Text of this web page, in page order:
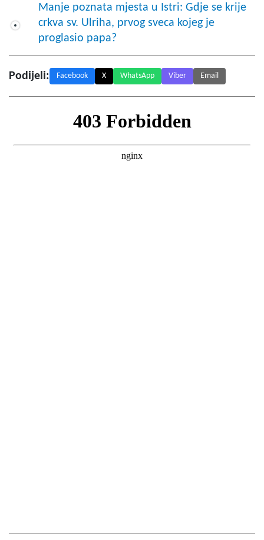
Manje poznata mjesta u Istri: Gdje se krije
crkva sv. Ulriha, prvog sveca kojeg je
proglasio papa?
Podijeli: Facebook X WhatsApp Viber Email